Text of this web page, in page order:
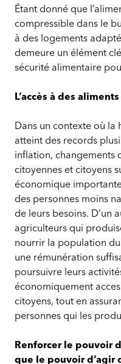
Étant donné que
compressible dans le
à des logements
demeure un élément
sécurité alimentaire
L’accès à des
Dans un contexte où la
atteint des records
inflation, changements
citoyennes et citoyens
économique
des personnes moins
de leurs besoins. D’un
agriculteurs qui
nourrir la population du
une rémunération
poursuivre leurs
économiquement
citoyens, tout en
personnes qui les
Renforcer le pouvoir
que le pouvoir d’agir